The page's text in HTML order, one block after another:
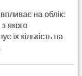
впливає на облік:
якого
їх кількість на